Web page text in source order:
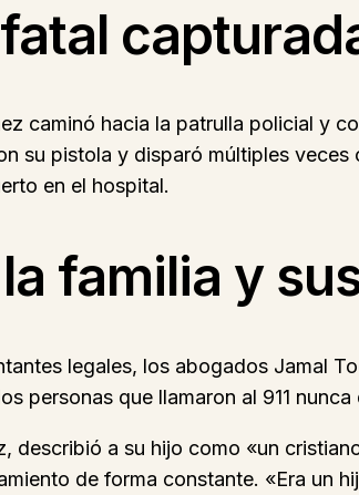
caminó hacia la patrulla policial y
su pistola y disparó múltiples
en el hospital.
familia y
legales, los abogados Jamal
personas que llamaron al 911
describió a su hijo como «un
de forma constante. «Era